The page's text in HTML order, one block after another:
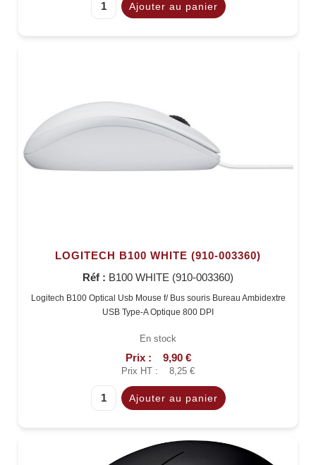
LOGITECH B100 WHITE (910-003360)
Réf : B100 WHITE (910-003360)
Logitech B100 Optical Usb Mouse f/ Bus souris Bureau Ambidextre
USB Type-A Optique 800 DPI
En stock
Prix : 9,90 €
Prix HT : 8,25 €